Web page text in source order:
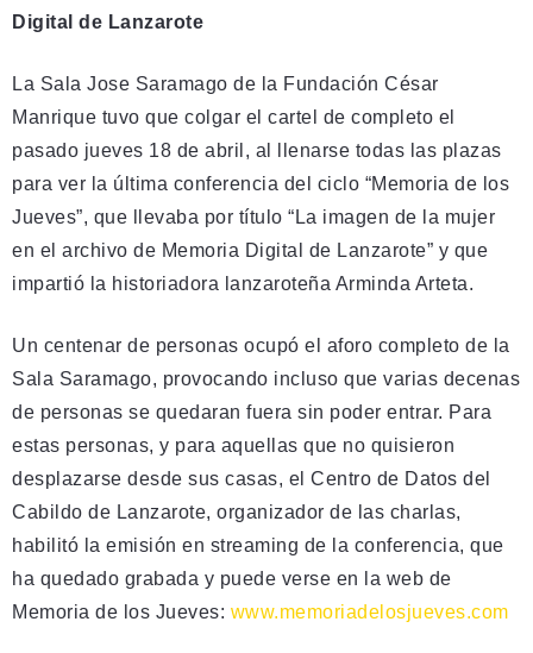
Digital de Lanzarote
La Sala Jose Saramago de la Fundación César
Manrique tuvo que colgar el cartel de completo el
pasado jueves 18 de abril, al llenarse todas las plazas
para ver la última conferencia del ciclo “Memoria de los
Jueves”, que llevaba por título “La imagen de la mujer
en el archivo de Memoria Digital de Lanzarote” y que
impartió la historiadora lanzaroteña Arminda Arteta.
Un centenar de personas ocupó el aforo completo de la
Sala Saramago, provocando incluso que varias decenas
de personas se quedaran fuera sin poder entrar. Para
estas personas, y para aquellas que no quisieron
desplazarse desde sus casas, el Centro de Datos del
Cabildo de Lanzarote, organizador de las charlas,
habilitó la emisión en streaming de la conferencia, que
ha quedado grabada y puede verse en la web de
Memoria de los Jueves: www.memoriadelosjueves.com